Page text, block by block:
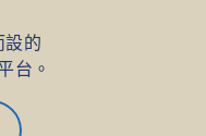
設的
台。